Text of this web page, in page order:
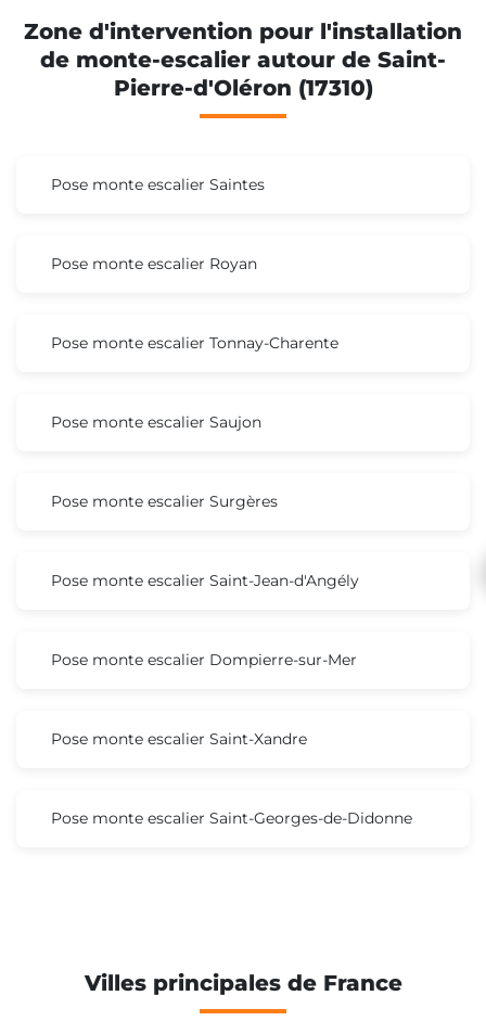
Zone d'intervention pour l'installation
de monte-escalier autour de Saint-
Pierre-d'Oléron (17310)
Pose monte escalier Saintes
Pose monte escalier Royan
Pose monte escalier Tonnay-Charente
Pose monte escalier Saujon
Pose monte escalier Surgères
Pose monte escalier Saint-Jean-d'Angély
Pose monte escalier Dompierre-sur-Mer
Pose monte escalier Saint-Xandre
Pose monte escalier Saint-Georges-de-Didonne
Villes principales de France